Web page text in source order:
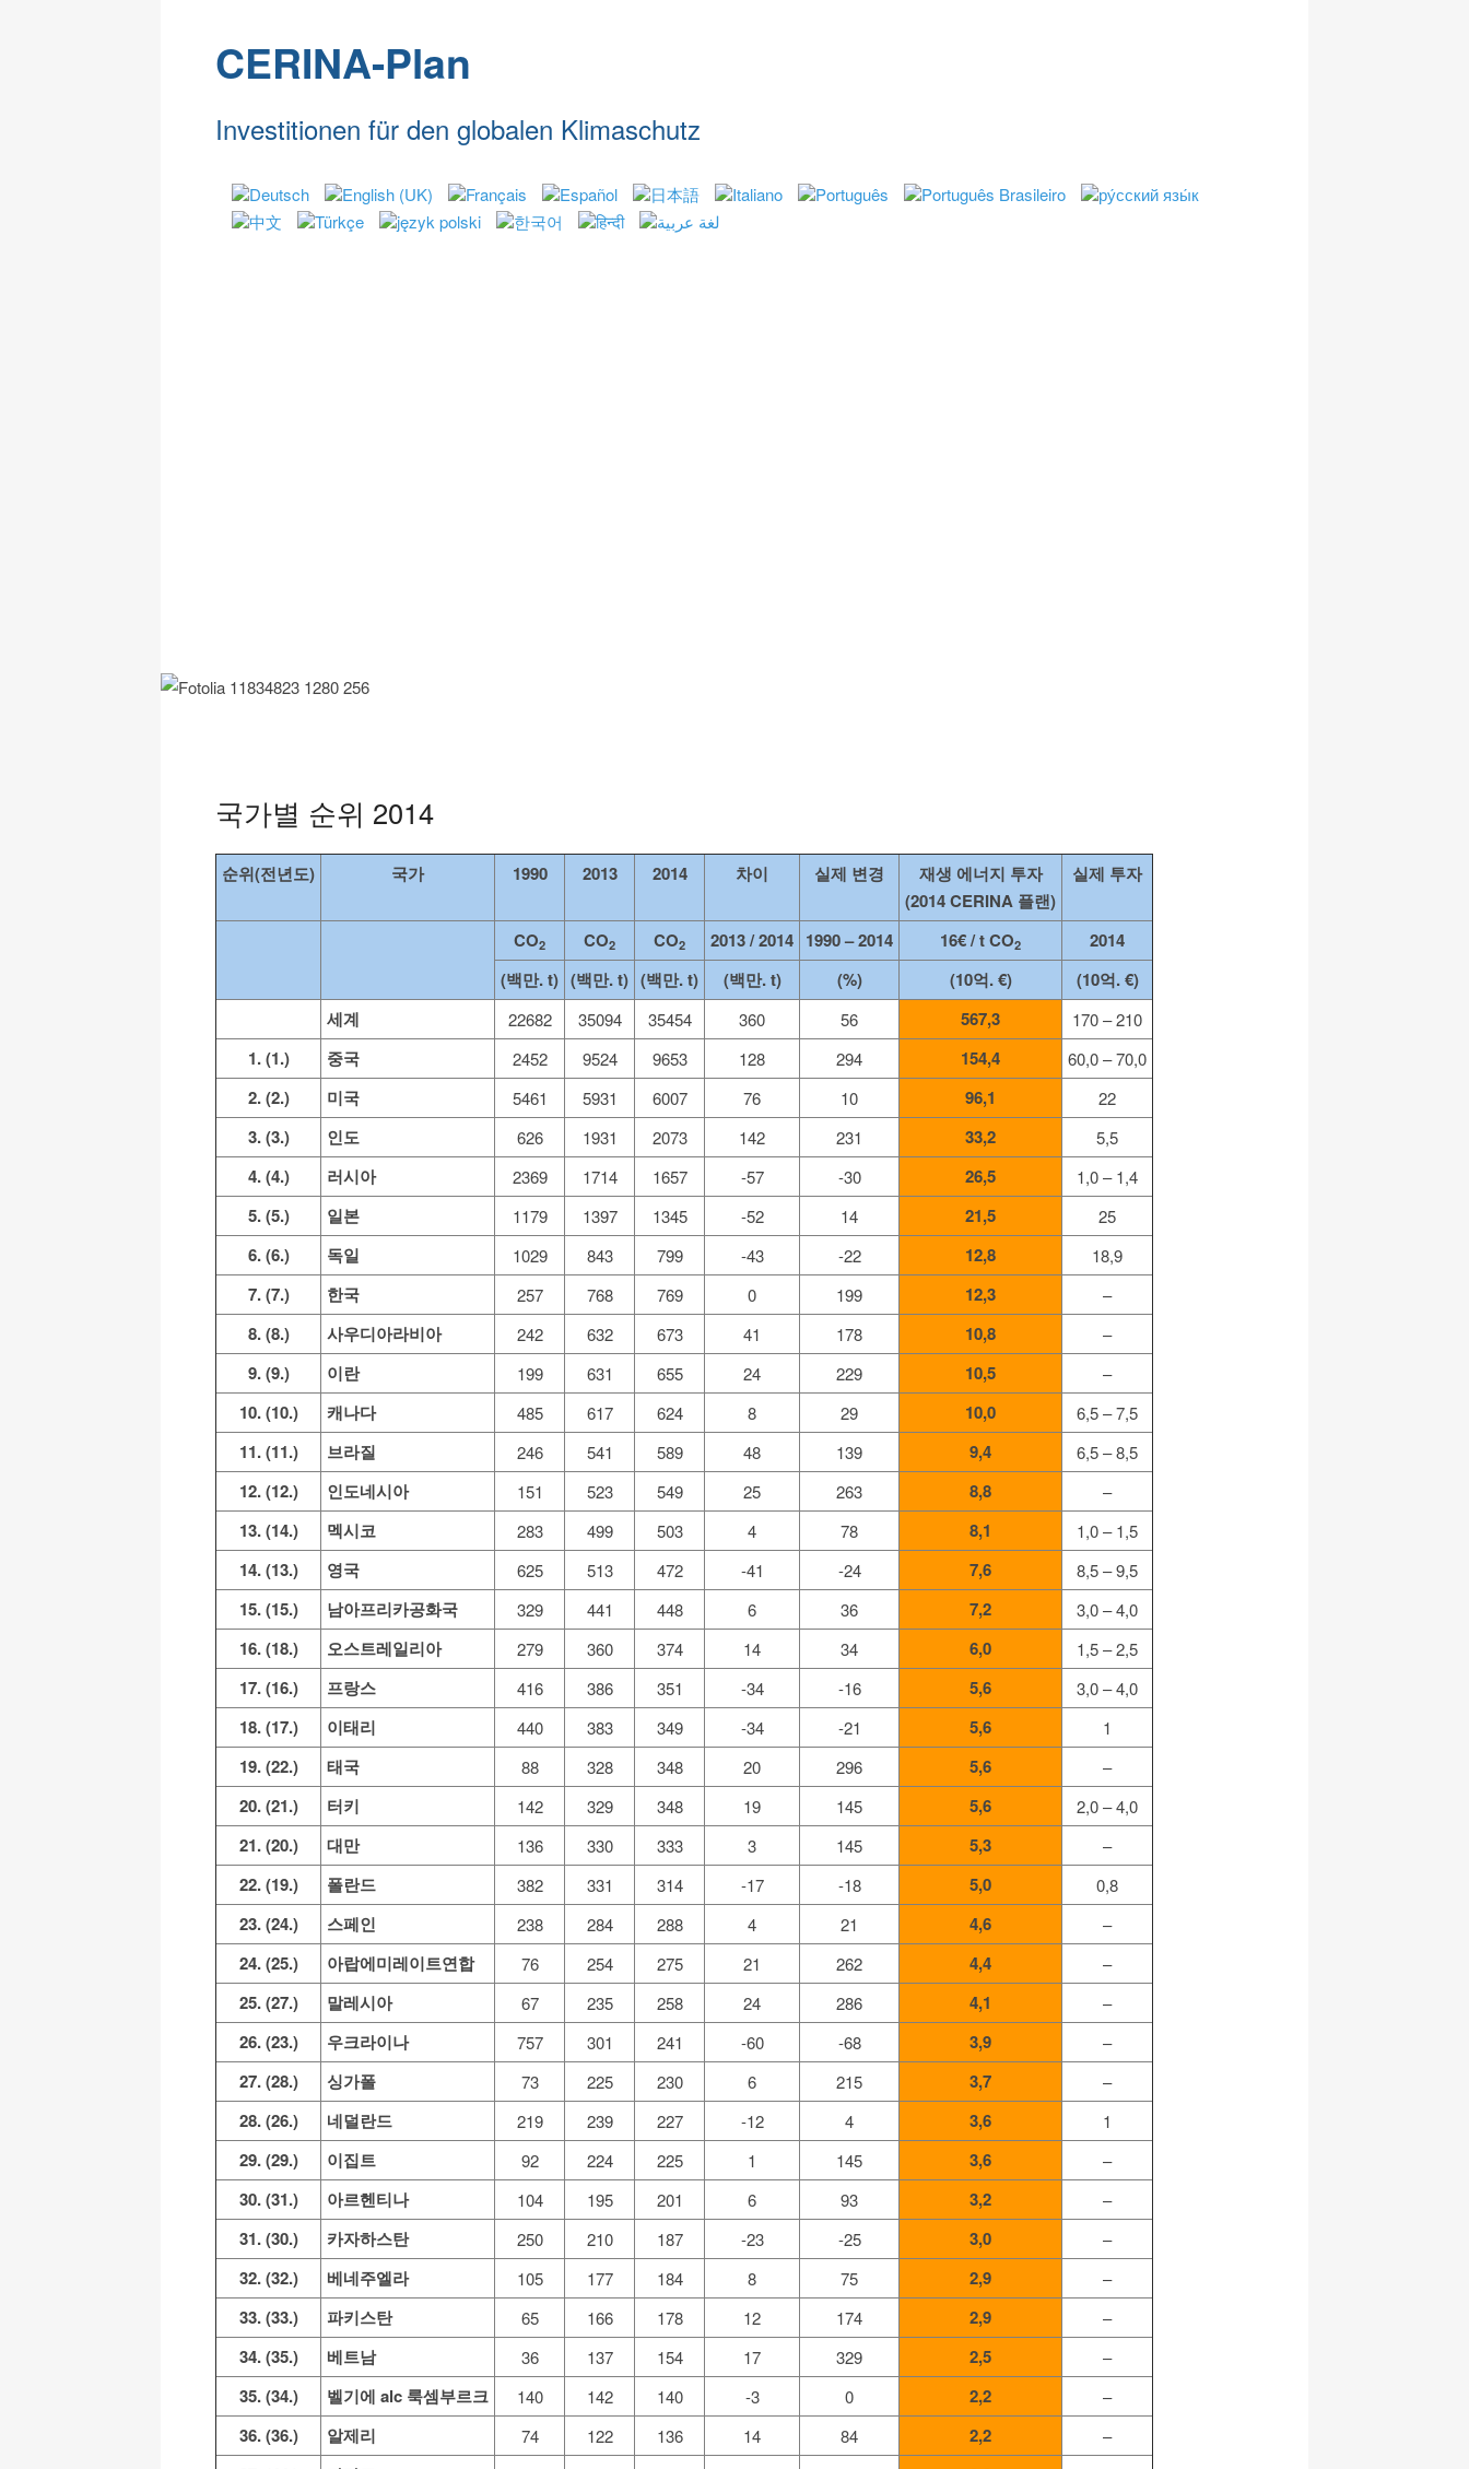
CERINA-Plan
Investitionen für den globalen Klimaschutz
국가별 순위 2014
순위(전년도) 국가 1990 2013 2014 차이 실제 변경
재생 에너지 투자
(2014 CERINA 플랜)
실제 투자
CO2 CO2 CO2 2013 / 2014 1990 – 2014 16€ / t CO2
2014
(백만. t) (백만. t) (백만. t) (백만. t) (%) (10억. €)
(10억. €)
세계
22682 35094 35454 360 56 567,3 170 – 210
1. (1.) 중국 2452 9524 9653 128 294 154,4 60,0 – 70,0
2. (2.) 미국 5461 5931 6007 76 10 96,1 22
3. (3.) 인도 626 1931 2073 142 231 33,2 5,5
4. (4.) 러시아 2369 1714 1657 -57 -30 26,5 1,0 – 1,4
5. (5.) 일본 1179 1397 1345 -52 14 21,5 25
6. (6.) 독일 1029 843 799 -43 -22 12,8 18,9
7. (7.) 한국 257 768 769 0 199 12,3 –
8. (8.) 사우디아라비아 242 632 673 41 178 10,8 –
9. (9.) 이란 199 631 655 24 229 10,5 –
10. (10.) 캐나다 485 617 624 8 29 10,0 6,5 – 7,5
11. (11.) 브라질 246 541 589 48 139 9,4 6,5 – 8,5
12. (12.) 인도네시아 151 523 549 25 263 8,8 –
13. (14.) 멕시코 283 499 503 4 78 8,1 1,0 – 1,5
14. (13.) 영국 625 513 472 -41 -24 7,6 8,5 – 9,5
15. (15.) 남아프리카공화국 329 441 448 6 36 7,2 3,0 – 4,0
16. (18.) 오스트레일리아 279 360 374 14 34 6,0 1,5 – 2,5
17. (16.) 프랑스 416 386 351 -34 -16 5,6 3,0 – 4,0
18. (17.) 이태리 440 383 349 -34 -21 5,6 1
19. (22.) 태국 88 328 348 20 296 5,6 –
20. (21.) 터키 142 329 348 19 145 5,6 2,0 – 4,0
21. (20.) 대만 136 330 333 3 145 5,3 –
22. (19.) 폴란드 382 331 314 -17 -18 5,0 0,8
23. (24.) 스페인 238 284 288 4 21 4,6 –
24. (25.) 아랍에미레이트연합 76 254 275 21 262 4,4 –
25. (27.) 말레시아 67 235 258 24 286 4,1 –
26. (23.) 우크라이나 757 301 241 -60 -68 3,9 –
27. (28.) 싱가폴 73 225 230 6 215 3,7 –
28. (26.) 네덜란드 219 239 227 -12 4 3,6 1
29. (29.) 이집트 92 224 225 1 145 3,6 –
30. (31.) 아르헨티나 104 195 201 6 93 3,2 –
31. (30.) 카자하스탄 250 210 187 -23 -25 3,0 –
32. (32.) 베네주엘라 105 177 184 8 75 2,9 –
33. (33.) 파키스탄 65 166 178 12 174 2,9 –
34. (35.) 베트남 36 137 154 17 329 2,5 –
35. (34.) 벨기에 alc 룩셈부르크 140 142 140 -3 0 2,2 –
36. (36.) 알제리 74 122 136 14 84 2,2 –